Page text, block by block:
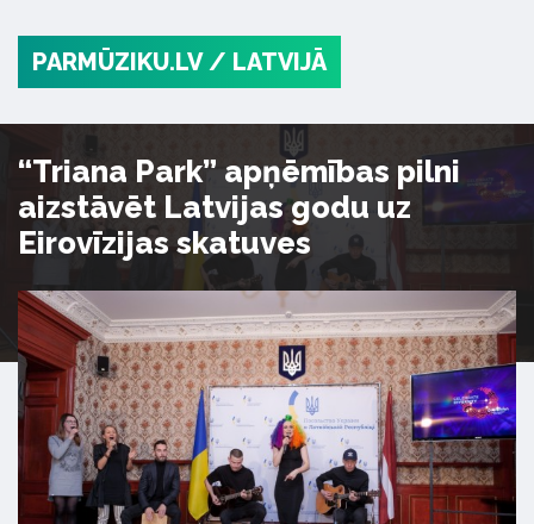
PARMŪZIKU.LV / LATVIJĀ
“Triana Park” apņēmības pilni
aizstāvēt Latvijas godu uz
Eirovīzijas skatuves